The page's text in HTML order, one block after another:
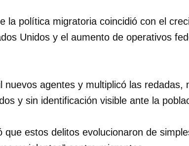
la política migratoria coincidió con el
Unidos y el aumento de operativos
nuevos agentes y multiplicó las redadas,
y sin identificación visible ante la
que estos delitos evolucionaron de